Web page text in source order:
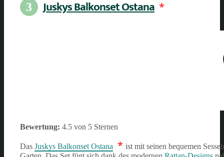
3 Juskys Balkonset Ostana *
Bewertung: 4.5 von 5 Sternen
Das Juskys Balkonset Ostana * ist mit seinen bequemen